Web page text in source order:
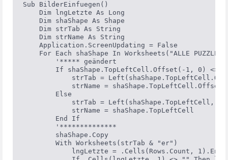
Sub BilderEinfuegen()
    Dim lngLetzte As Long
    Dim shaShape As Shape
    Dim strTab As String
    Dim strName As String
    Application.ScreenUpdating = False
For Each shaShape In Worksheets("ALLE
        '***** geändert
If shaShape.TopLeftCell.Offset(-1, 0) <>
strTab =
strName =
        Else
strTab = Left(shaShape.TopLeftCell,
            strName = shaShape.TopLeftCell
        End If
        '**************
        shaShape.Copy
        With Worksheets(strTab & "er")
lngLetzte = .Cells(Rows.Count,